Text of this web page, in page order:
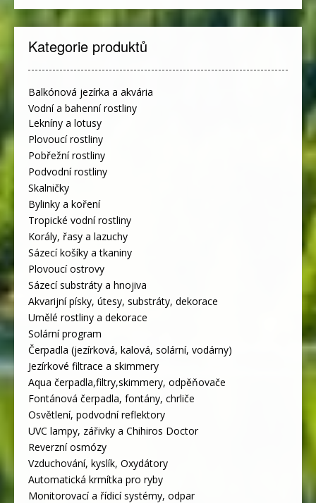
Kategorie produktů
Balkónová jezírka a akvária
Vodní a bahenní rostliny
Lekníny a lotusy
Plovoucí rostliny
Pobřežní rostliny
Podvodní rostliny
Skalničky
Bylinky a koření
Tropické vodní rostliny
Korály, řasy a lazuchy
Sázecí košíky a tkaniny
Plovoucí ostrovy
Sázecí substráty a hnojiva
Akvarijní písky, útesy, substráty, dekorace
Umělé rostliny a dekorace
Solární program
Čerpadla (jezírková, kalová, solární, vodárny)
Jezírkové filtrace a skimmery
Aqua čerpadla,filtry,skimmery, odpěňovače
Fontánová čerpadla, fontány, chrliče
Osvětlení, podvodní reflektory
UVC lampy, zářivky a Chihiros Doctor
Reverzní osmózy
Vzduchování, kyslík, Oxydátory
Automatická krmítka pro ryby
Monitorovací a řídicí systémy, odpar